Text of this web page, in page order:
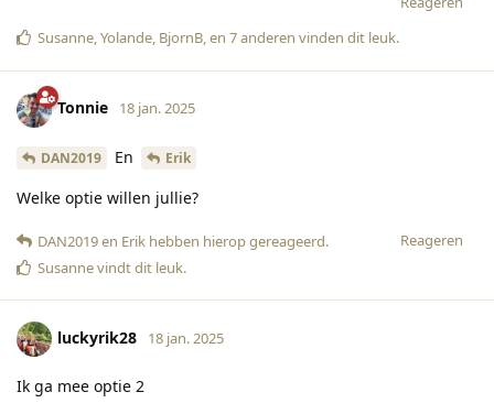
Susanne,Yolande, BjornB, en 7anderen vinden dit leuk.
Tonnie 18 jan. 2025
DAN2019 En Erik
Welke optie willen jullie?
Reageren
DAN2019en Erik hebben hierop gereageerd.
Susannevindt dit leuk.
luckyrik28 18 jan. 2025
Ik ga mee optie 2